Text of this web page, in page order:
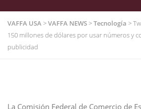
VAFFA USA>VAFFA NEWS>Tecnología >
150 millones de dólares por usar números y
publicidad
La Comisión Federal de Comercio de